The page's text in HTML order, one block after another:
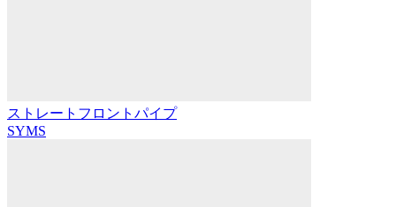
ストレートフロントパイプ
SYMS